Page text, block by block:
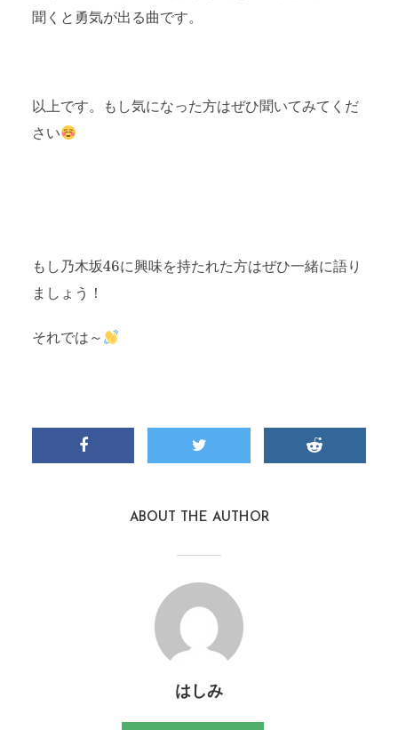
聞くと勇気が出る曲です。
以上です。もし気になった方はぜひ聞いてみてくだ
さい
もし乃木坂46に興味を持たれた方はぜひ一緒に語り
ましょう！
それでは～
ABOUT THE AUTHOR
はしみ